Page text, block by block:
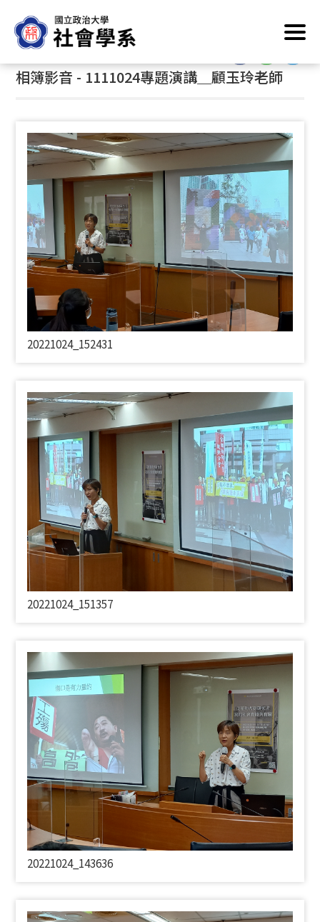
到
主
要
內
首頁 /相簿影音
相簿影音 - 1111024專題演講＿顧玉玲老師
20221024_152431
20221024_151357
20221024_143636